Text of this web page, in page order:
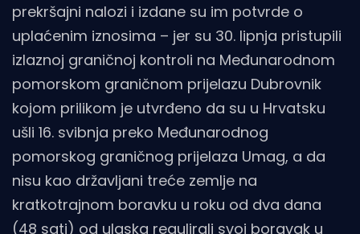
prekršajni nalozi i izdane su im potvrde o
uplaćenim iznosima – jer su 30. lipnja pristupili
izlaznoj graničnoj kontroli na Međunarodnom
pomorskom graničnom prijelazu Dubrovnik
kojom prilikom je utvrđeno da su u Hrvatsku
ušli 16. svibnja preko Međunarodnog
pomorskog graničnog prijelaza Umag, a da
nisu kao državljani treće zemlje na
kratkotrajnom boravku u roku od dva dana
(48 sati) od ulaska regulirali svoj boravak u